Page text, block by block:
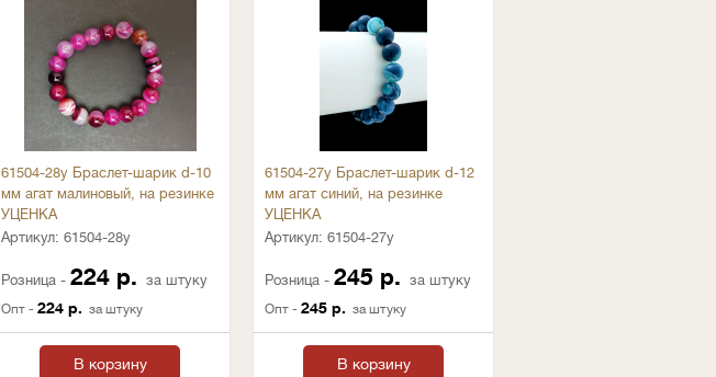
61504-28у Браслет-шарик d-10
мм агат малиновый, на резинке
УЦЕНКА
Артикул: 61504-28у
Розница - 224 р. за штуку
Опт - 224 р. за штуку
В корзину
61504-27у Браслет-шарик d-12
мм агат синий, на резинке
УЦЕНКА
Артикул: 61504-27у
Розница - 245 р. за штуку
Опт - 245 р. за штуку
В корзину